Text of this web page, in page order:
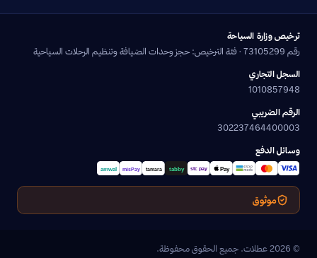
ترخيص وزارة السياحة
رقم 73105299 · فئة الترخيص: حجز وحدات الضيافة وتنظيم الرحلات السياحية
السجل التجاري
1010857948
الرقم الضريبي
302237464400003
وسائل الدفع
موثوق
© 2026 عطلات. جميع الحقوق محفوظة.